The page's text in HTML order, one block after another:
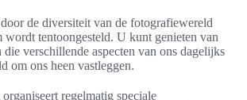
de diversiteit van de fotografiewereld
wordt tentoongesteld. U kunt genieten van
die verschillende aspecten van ons dagelijks
om ons heen vastleggen.
regelmatig speciale